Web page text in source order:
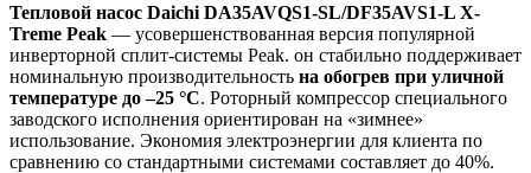
Тепловой насос Daichi DA35AVQS1-SL/DF35AVS1-L X-
Treme Peak — усовершенствованная версия популярной
инверторной сплит-системы Peak. он стабильно поддерживает
номинальную производительность на обогрев при уличной
температуре до –25 °C. Роторный компрессор специального
заводского исполнения ориентирован на «зимнее»
использование. Экономия электроэнергии для клиента по
сравнению со стандартными системами составляет до 40%.